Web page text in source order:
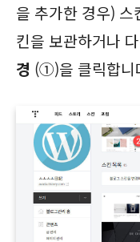
을 추가한 경우)
킨을 보관하거나
경 (①)을 클릭합니